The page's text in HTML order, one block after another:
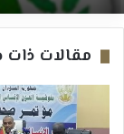
مقالات ذات